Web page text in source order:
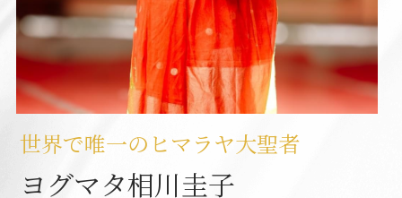
世界で唯一のヒマラヤ大聖者
ヨグマタ相川圭子